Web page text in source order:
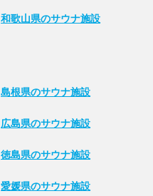
和歌山県のサウナ施設
島根県のサウナ施設
広島県のサウナ施設
徳島県のサウナ施設
愛媛県のサウナ施設